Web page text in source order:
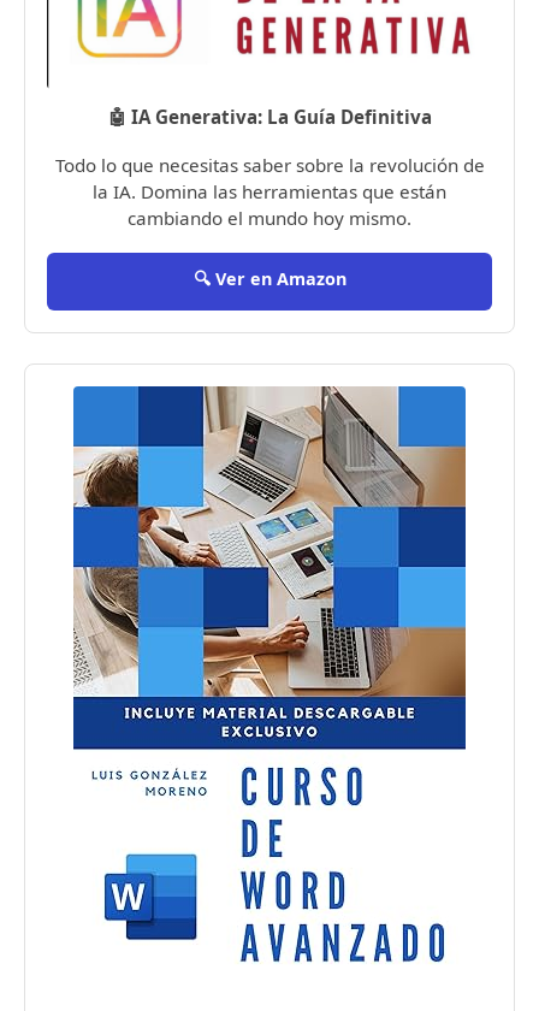
🤖 IA Generativa: La Guía Definitiva
Todo lo que necesitas saber sobre la revolución de
la IA. Domina las herramientas que están
cambiando el mundo hoy mismo.
🔍 Ver en Amazon